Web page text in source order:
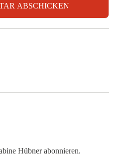
Hübner abonnieren.